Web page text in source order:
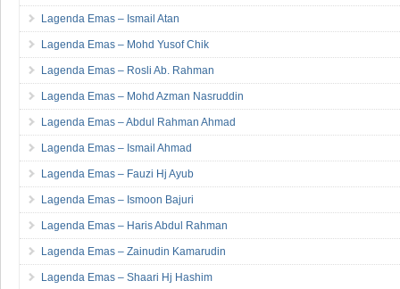
Lagenda Emas – Ismail Atan
Lagenda Emas – Mohd Yusof Chik
Lagenda Emas – Rosli Ab. Rahman
Lagenda Emas – Mohd Azman Nasruddin
Lagenda Emas – Abdul Rahman Ahmad
Lagenda Emas – Ismail Ahmad
Lagenda Emas – Fauzi Hj Ayub
Lagenda Emas – Ismoon Bajuri
Lagenda Emas – Haris Abdul Rahman
Lagenda Emas – Zainudin Kamarudin
Lagenda Emas – Shaari Hj Hashim